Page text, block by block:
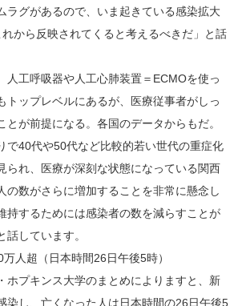
ラグがあるので、いま起きている感染拡大
から反映されてくると考えるべきだ」と話
人工呼吸器や人工心肺装置＝ECMOを使っ
トップレベルにあるが、医療従事者がしっ
とが前提になる。各国のデータからもだ。
で40代や50代など比較的若い世代の重症化
られ、医療が深刻な状態になっている関西
の数がさらに増加することを非常に懸念し
持するためには感染者の数を減らすことが
話しています。
人超（日本時間26日午後5時）
ホプキンス大学のまとめによりますと、新
染し、亡くなった人は日本時間の26日午後5